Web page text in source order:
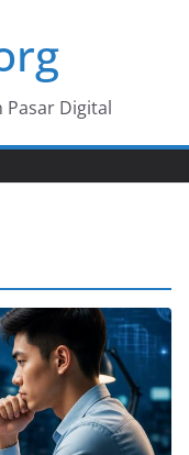
Pasar Digital